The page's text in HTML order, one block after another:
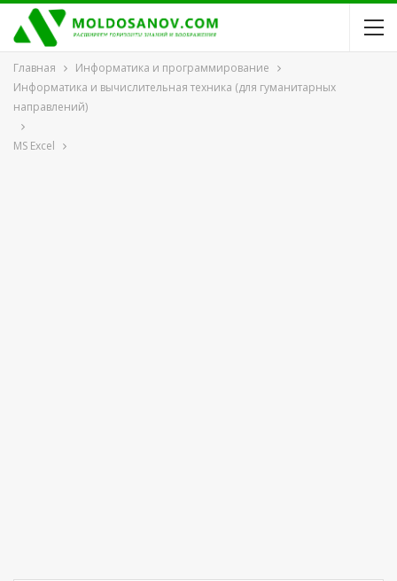
Главная
Информатика и программирование
Информатика и вычислительная техника (для гуманитарных
направлений)
MS Excel